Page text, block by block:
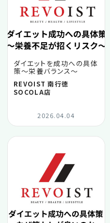
ダイエットを成功への具体
策〜栄養バランス〜
REVOIST 南行徳
SOCOLA店
2026.04.04